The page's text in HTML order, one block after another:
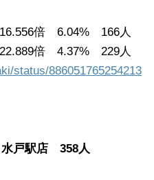
倍 6.04% 166人
倍 4.37% 229人
status/886051765254213
戸駅店 358人